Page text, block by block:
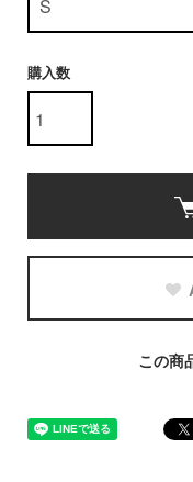
購入数
この商